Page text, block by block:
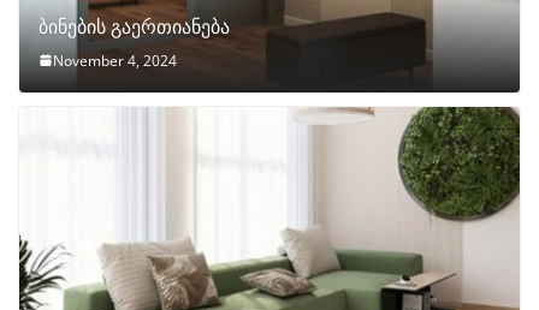
ბინების გაერთიანება
November 4, 2024